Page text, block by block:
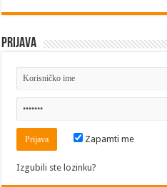
Prijava
Zapamti me
Izgubili ste lozinku?